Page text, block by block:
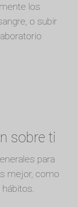
los
o subir
sobre ti
para
mejor, como